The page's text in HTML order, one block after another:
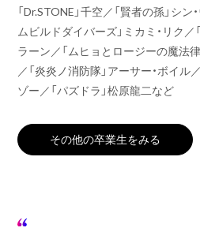
「Dr.STONE」千空／「賢者の孫」シ
ムビルドダイバーズ」ミカミ・リク
ラーン／「ムヒョとロージーの魔法
／「炎炎ノ消防隊」アーサー・ボイ
ゾー／「パズドラ」松原龍二など
その他の卒業生をみる